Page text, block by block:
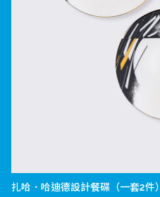
扎哈．哈迪德設計餐碟（一套2件）